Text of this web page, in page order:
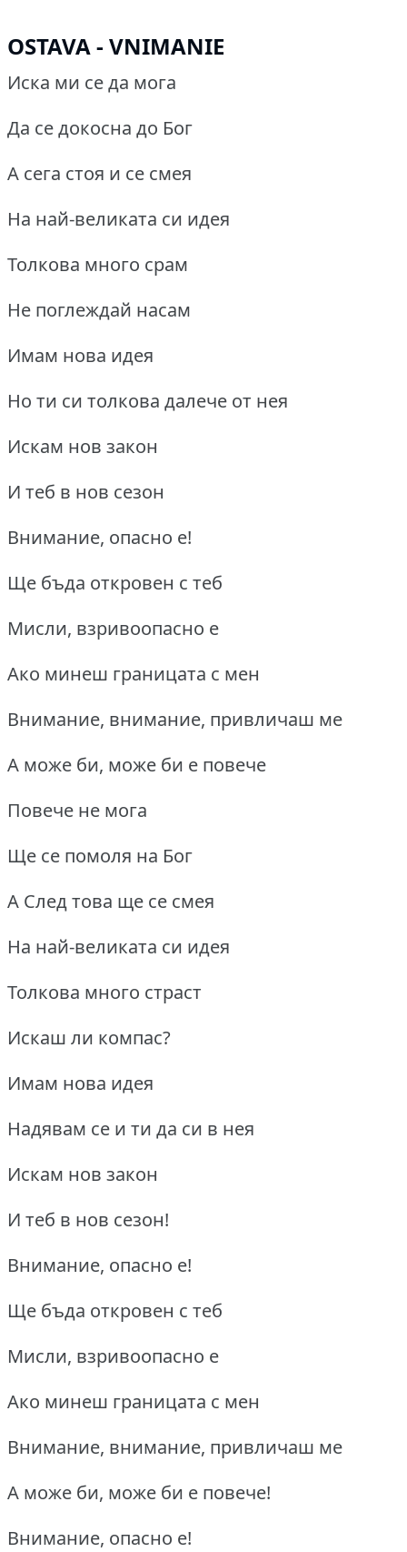
OSTAVA - VNIMANIE
Иска ми се да мога
Да се докосна до Бог
А сега стоя и се смея
На най-великата си идея
Толкова много срам
Не поглеждай насам
Имам нова идея
Но ти си толкова далече от нея
Искам нов закон
И теб в нов сезон
Внимание, опасно е!
Ще бъда откровен с теб
Мисли, взривоопасно е
Ако минеш границата с мен
Внимание, внимание, привличаш ме
А може би, може би е повече
Повече не мога
Ще се помоля на Бог
А След това ще се смея
На най-великата си идея
Толкова много страст
Искаш ли компас?
Имам нова идея
Надявам се и ти да си в нея
Искам нов закон
И теб в нов сезон!
Внимание, опасно е!
Ще бъда откровен с теб
Мисли, взривоопасно е
Ако минеш границата с мен
Внимание, внимание, привличаш ме
А може би, може би е повече!
Внимание, опасно е!